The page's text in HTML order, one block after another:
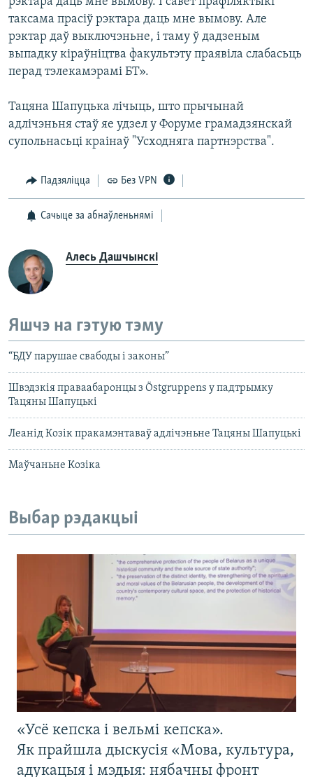
таксама прасіў рэктара даць мне вымову. Але
рэктар даў выключэньне, і таму ў дадзеным
выпадку кіраўніцтва факультэту праявіла слабасьць
перад тэлекамэрамі БТ».
Тацяна Шапуцька лічыць, што прычынай
адлічэньня стаў яе удзел у Форуме грамадзянскай
супольнасьці краінаў "Усходняга партнэрства".
Падзяліцца Без VPN
Сачыце за абнаўленьнямі
Алесь Дашчынскі
Яшчэ на гэтую тэму
“БДУ парушае свабоды і законы”
Швэдзкія праваабаронцы з Östgruppens у падтрымку
Тацяны Шапуцькі
Леанід Козік пракамэнтаваў адлічэньне Тацяны Шапуцькі
Маўчаньне Козіка
Выбар рэдакцыі
«Усё кепска і вельмі кепска».
Як прайшла дыскусія «Мова, культура,
адукацыя і мэдыя: нябачны фронт